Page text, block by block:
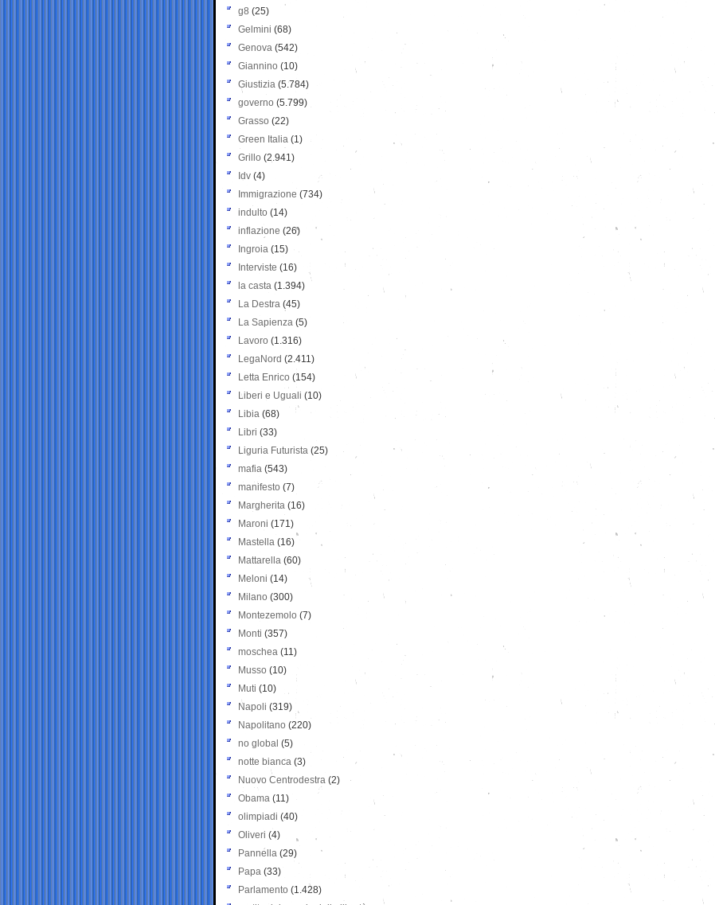
g8 (25)
Gelmini (68)
Genova (542)
Giannino (10)
Giustizia (5.784)
governo (5.799)
Grasso (22)
Green Italia (1)
Grillo (2.941)
Idv (4)
Immigrazione (734)
indulto (14)
inflazione (26)
Ingroia (15)
Interviste (16)
la casta (1.394)
La Destra (45)
La Sapienza (5)
Lavoro (1.316)
LegaNord (2.411)
Letta Enrico (154)
Liberi e Uguali (10)
Libia (68)
Libri (33)
Liguria Futurista (25)
mafia (543)
manifesto (7)
Margherita (16)
Maroni (171)
Mastella (16)
Mattarella (60)
Meloni (14)
Milano (300)
Montezemolo (7)
Monti (357)
moschea (11)
Musso (10)
Muti (10)
Napoli (319)
Napolitano (220)
no global (5)
notte bianca (3)
Nuovo Centrodestra (2)
Obama (11)
olimpiadi (40)
Oliveri (4)
Pannella (29)
Papa (33)
Parlamento (1.428)